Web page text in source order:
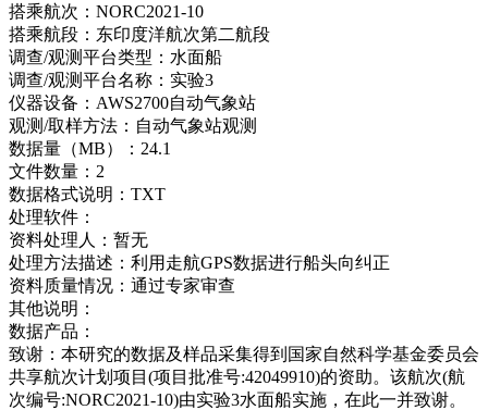
搭乘航次： NORC2021-10
搭乘航段： 东印度洋航次第二航段
调查/观测平台类型： 水面船
调查/观测平台名称： 实验3
仪器设备： AWS2700自动气象站
观测/取样方法： 自动气象站观测
数据量（MB）： 24.1
文件数量： 2
数据格式说明： TXT
处理软件：
资料处理人： 暂无
处理方法描述： 利用走航GPS数据进行船头向纠正
资料质量情况： 通过专家审查
其他说明：
数据产品：
致谢： 本研究的数据及样品采集得到国家自然科学基金委员会
共享航次计划项目(项目批准号:42049910)的资助。该航次(航
次编号:NORC2021-10)由实验3水面船实施，在此一并致谢。